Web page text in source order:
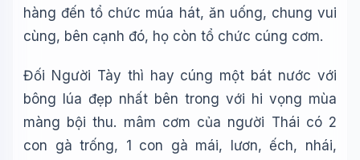
hàng đến tổ chức múa hát, ăn uống, chung vui
cùng, bên cạnh đó, họ còn tổ chức cúng cơm.
Đối Người Tày thì hay cúng một bát nước với
bông lúa đẹp nhất bên trong với hi vọng mùa
màng bội thu. mâm cơm của người Thái có 2
con gà trống, 1 con gà mái, lươn, ếch, nhái,